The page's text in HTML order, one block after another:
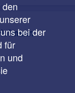
bei der
für
und